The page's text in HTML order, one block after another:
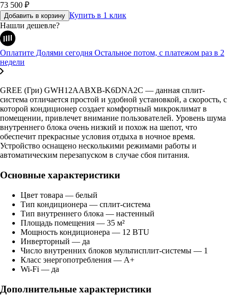
73 500 ₽
Добавить в корзину Купить в 1 клик
Нашли дешевле?
Оплатите Долями сегодня Остальное потом, с платежом раз в 2
недели
GREE (Гри) GWH12AABXB-K6DNA2C — данная сплит-
система отличается простой и удобной установкой, а скорость, с
которой кондиционер создает комфортный микроклимат в
помещении, привлечет внимание пользователей. Уровень шума
внутреннего блока очень низкий и похож на шепот, что
обеспечит прекрасные условия отдыха в ночное время.
Устройство оснащено несколькими режимами работы и
автоматическим перезапуском в случае сбоя питания.
Основные характеристики
Цвет товара — белый
Тип кондиционера — сплит-система
Тип внутреннего блока — настенный
Площадь помещения — 35 м²
Мощность кондиционера — 12 BTU
Инверторный — да
Число внутренних блоков мультисплит-системы — 1
Класс энергопотребления — A+
Wi-Fi — да
Дополнительные характеристики